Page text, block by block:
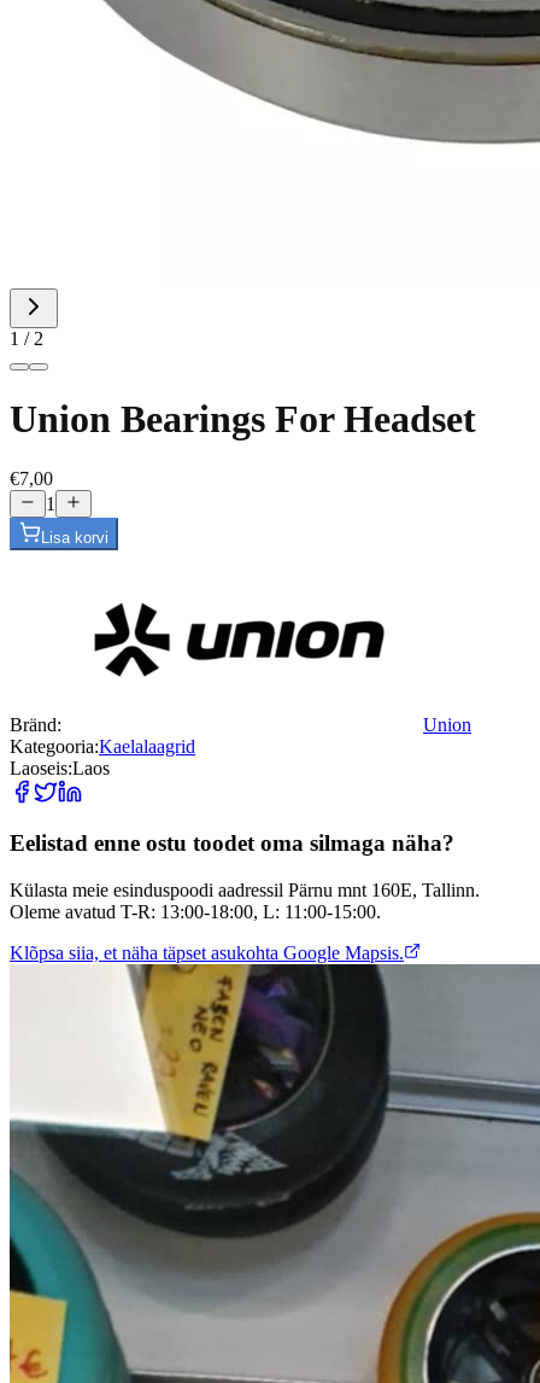
1 / 2
Union Bearings For Headset
€7,00
1
Lisa korvi
Bränd:
Union
Kategooria:Kaelalaagrid
Laoseis:Laos
Eelistad enne ostu toodet oma silmaga näha?
Külasta meie esinduspoodi aadressil Pärnu mnt 160E, Tallinn.
Oleme avatud T-R: 13:00-18:00, L: 11:00-15:00.
Klõpsa siia, et näha täpset asukohta Google Mapsis.